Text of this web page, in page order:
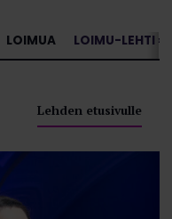
LOIMUA LOIMU-LEHTI »
Lehden etusivulle